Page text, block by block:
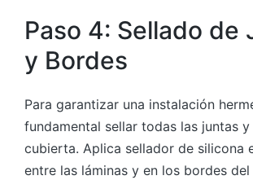
Paso 4: Sellado de
y Bordes
Para garantizar una instalación
fundamental sellar todas las juntas
cubierta. Aplica sellador de silicona
entre las láminas y en los bordes